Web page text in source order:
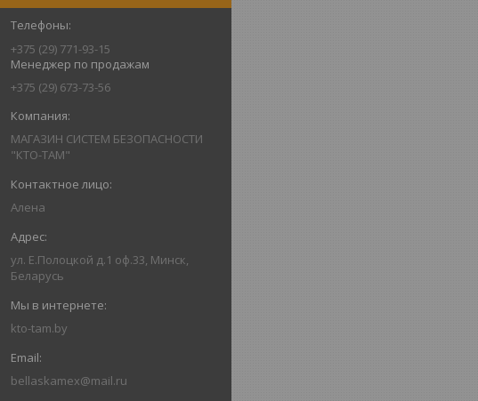
+375 (29) 771-93-15
Менеджер по продажам
+375 (29) 673-73-56
МАГАЗИН СИСТЕМ БЕЗОПАСНОСТИ
"КТО-ТАМ"
Алена
ул. Е.Полоцкой д.1 оф.33, Минск,
Беларусь
kto-tam.by
bellaskamex@mail.ru